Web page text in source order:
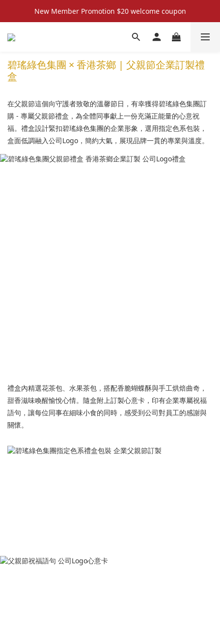
New Member Promotion $20 welcome coupon
New Member Promotion $20 welcome coupon
散水回禮禮物 滿件再折優惠🎉
碧瑤綠色集團 × 香港茶鄉 | 父親節企業訂製禮
盒
在父親節這個向守護者致敬的溫馨節日，有幸獲得碧瑤綠色集團訂
購 - 專屬父親節禮盒，為全體同事獻上一份充滿正能量的心意祝
福。禮盒設計緊扣碧瑤綠色集團的企業形象，選用指定色系包裝，
盒面低調融入公司Logo，簡約大氣，展現品牌一貫的專業與溫度。
禮盒內精選花茶包、水果茶包，搭配香脆蝴蝶酥與手工烘焙曲奇，
甜香滋味喚醒愉悅心情。隨盒附上訂製心意卡，印有企業專屬祝福
語句，讓每位同事在細味小食的同時，感受到公司對員工的感謝與
關懷。